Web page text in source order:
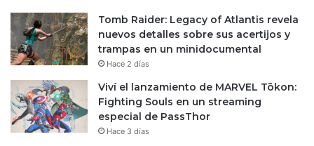
Tomb Raider: Legacy of Atlantis revela
nuevos detalles sobre sus acertijos y
trampas en un minidocumental
Hace 2 días
Viví el lanzamiento de MARVEL Tōkon:
Fighting Souls en un streaming
especial de PassThor
Hace 3 días